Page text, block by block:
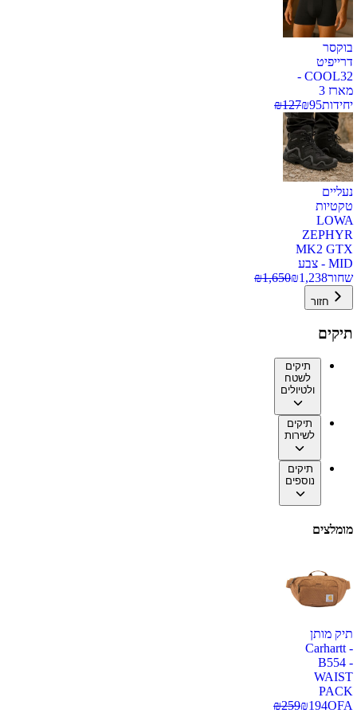
בוקסר
דרייפיט
COOL32 -
מארז 3
יחידות
₪95
₪127
נעליים
טקטיות
LOWA
ZEPHYR
MK2 GTX
MID - צבע
שחור
₪1,238
₪1,650
חזור
תיקים
תיקים
לשטח
ולטיולים
תיקים
לשירות
תיקים
נוספים
מומלצים
תיק מותן
Carhartt -
B554 -
WAIST
PACK
OFA
₪194
₪259